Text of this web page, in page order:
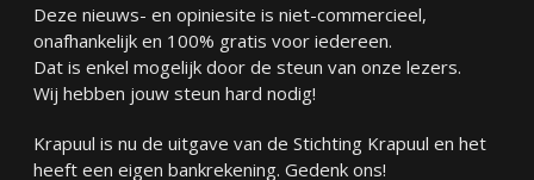
Deze nieuws- en opiniesite is niet-commercieel,
onafhankelijk en 100% gratis voor iedereen.
Dat is enkel mogelijk door de steun van onze lezers.
Wij hebben jouw steun hard nodig!
Krapuul is nu de uitgave van de Stichting Krapuul en het
heeft een eigen bankrekening. Gedenk ons!